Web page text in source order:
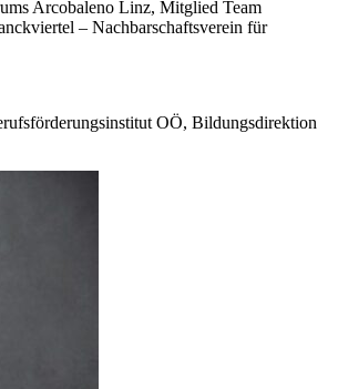
Arcobaleno Linz, Mitglied Team
– Nachbarschaftsverein für
OÖ, Bildungsdirektion